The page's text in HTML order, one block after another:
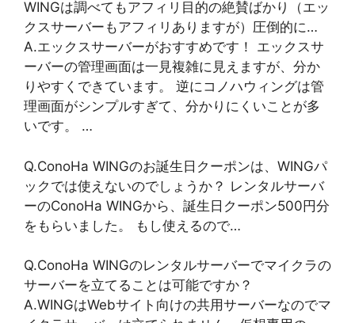
WINGは調べてもアフィリ目的の絶賛ばかり（エッ
クスサーバーもアフィリありますが）圧倒的に…
A.エックスサーバーがおすすめです！ エックスサ
ーバーの管理画面は一見複雑に見えますが、分か
りやすくできています。 逆にコノハウィングは管
理画面がシンプルすぎて、分かりにくいことが多
いです。 …
Q.ConoHa WINGのお誕生日クーポンは、WINGパ
ックでは使えないのでしょうか？ レンタルサーバ
ーのConoHa WINGから、誕生日クーポン500円分
をもらいました。 もし使えるので…
Q.ConoHa WINGのレンタルサーバーでマイクラの
サーバーを立てることは可能ですか？
A.WINGはWebサイト向けの共用サーバーなのでマ